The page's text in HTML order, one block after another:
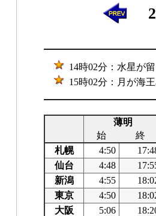
14時02分：水星が留
15時02分：月が海
薄明
始
終
札幌
4:50
仙台
4:48
新潟
4:55
東京
4:50
大阪
5:06